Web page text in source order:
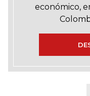
económico,